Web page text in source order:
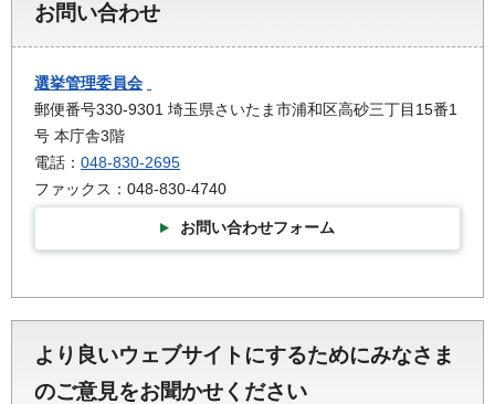
お問い合わせ
選挙管理委員会
郵便番号330-9301 埼玉県さいたま市浦和区高砂三丁目15番1
号 本庁舎3階
電話： 048-830-2695
ファックス：048-830-4740
お問い合わせフォーム
より良いウェブサイトにするためにみなさま
のご意見をお聞かせください